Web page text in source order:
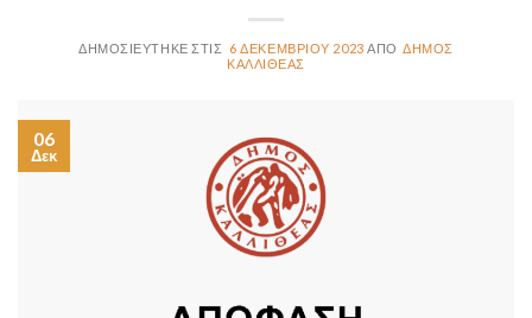
6 ΔΕΚΕΜΒΡΊΟΥ 2023
ΔΉΜΟΣ
ΚΑΛΛΙΘΈΑΣ
06
Δεκ